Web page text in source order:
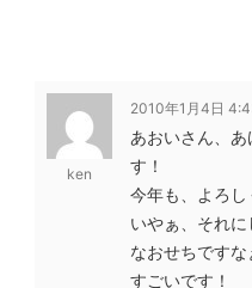
ken
2010年1月4日
あおいさん、
す！
今年も、よろし
いやぁ、それ
なおせちですな
すごいです！